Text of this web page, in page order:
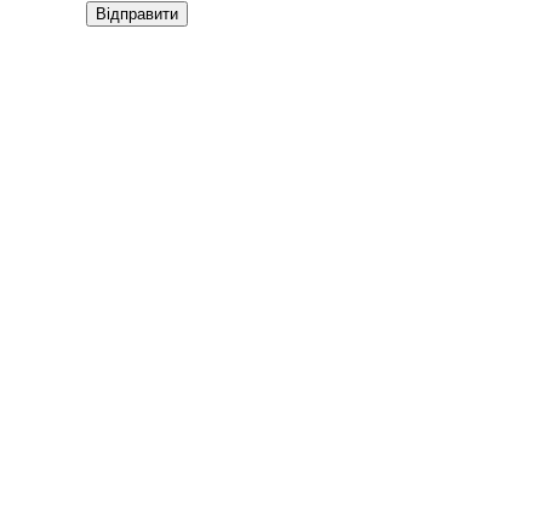
Відправити